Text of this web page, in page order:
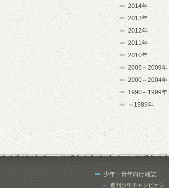
2014年
2013年
2012年
2011年
2010年
2005～2009年
2000～2004年
1990～1999年
～1989年
少年・青年向け雑誌
週刊少年チャンピオン